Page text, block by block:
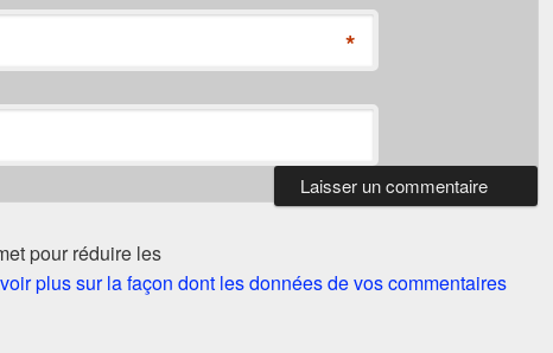
*
pour réduire les
plus sur la façon dont les données de vos commentaires